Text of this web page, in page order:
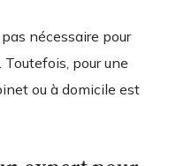
nécessaire pour
pour une
ou à domicile est